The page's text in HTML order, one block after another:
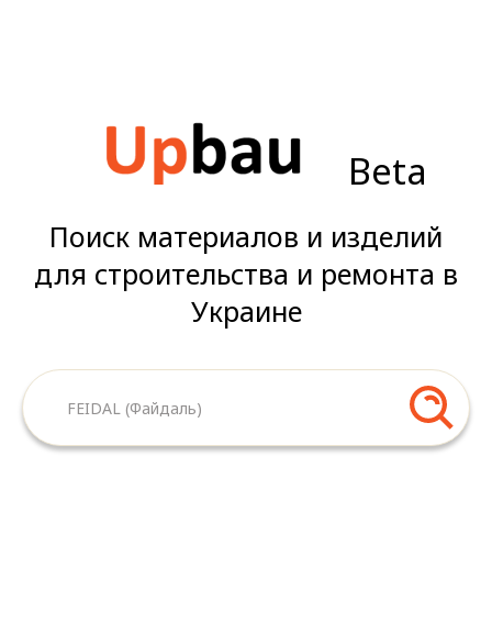
Beta
Поиск материалов и изделий
для строительства и ремонта в
Украине